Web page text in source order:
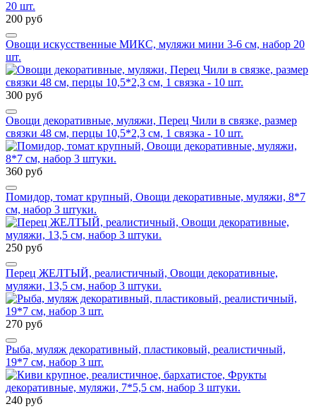
200 руб
Овощи искусственные МИКС, муляжи мини 3-6 см, набор 20
шт.
300 руб
Овощи декоративные, муляжи, Перец Чили в связке, размер
связки 48 см, перцы 10,5*2,3 см, 1 связка - 10 шт.
360 руб
Помидор, томат крупный, Овощи декоративные, муляжи, 8*7
см, набор 3 штуки.
250 руб
Перец ЖЕЛТЫЙ, реалистичный, Овощи декоративные,
муляжи, 13,5 см, набор 3 штуки.
270 руб
Рыба, муляж декоративный, пластиковый, реалистичный,
19*7 см, набор 3 шт.
240 руб